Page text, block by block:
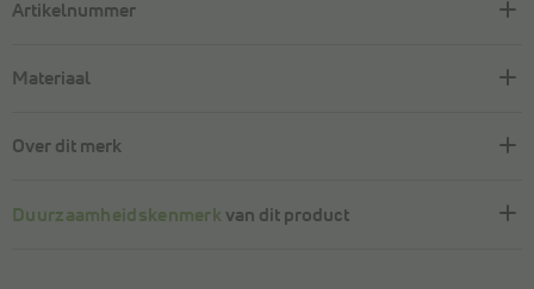
Artikelnummer
Materiaal
Over dit merk
Duurzaamheidskenmerk van dit product